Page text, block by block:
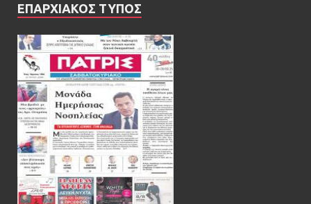
ΕΠΑΡΧΙΑΚΟΣ ΤΥΠΟΣ